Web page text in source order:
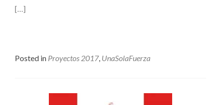
[…]
Posted in Proyectos 2017, UnaSolaFuerza